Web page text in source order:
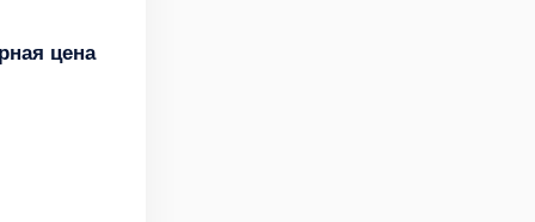
цена